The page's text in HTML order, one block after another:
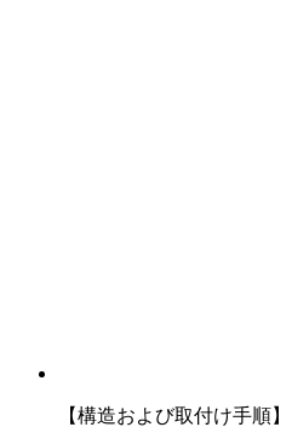
【構造および取付け手順